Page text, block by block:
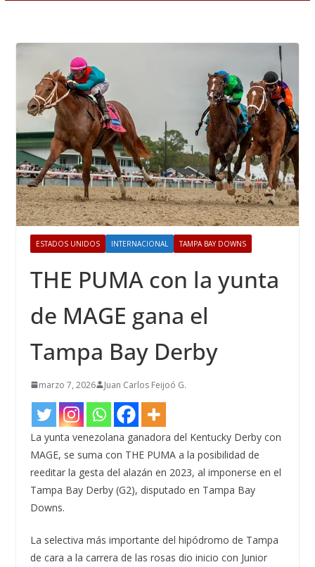
ESTADOS UNIDOS INTERNACIONAL TAMPA BAY DOWNS
THE PUMA con la yunta
de MAGE gana el
Tampa Bay Derby
marzo 7, 2026 Juan Carlos Feijoó G.
La yunta venezolana ganadora del Kentucky Derby con
MAGE, se suma con THE PUMA a la posibilidad de
reeditar la gesta del alazán en 2023, al imponerse en el
Tampa Bay Derby (G2), disputado en Tampa Bay
Downs.
La selectiva más importante del hipódromo de Tampa
de cara a la carrera de las rosas dio inicio con Junior